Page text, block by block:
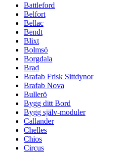
Battleford
Belfort
Bellac
Bendt
Blixt
Bolmsö
Borgdala
Brad
Brafab Frisk Sittdynor
Brafab Nova
Bullerö
Bygg ditt Bord
Bygg själv-moduler
Callander
Chelles
Chios
Circus